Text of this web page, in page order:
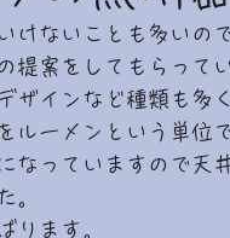
けないことも多いの
提案をしてもらって
ザインなど種類も多く
ルーメンという単位
なっていますので天
。
ります。